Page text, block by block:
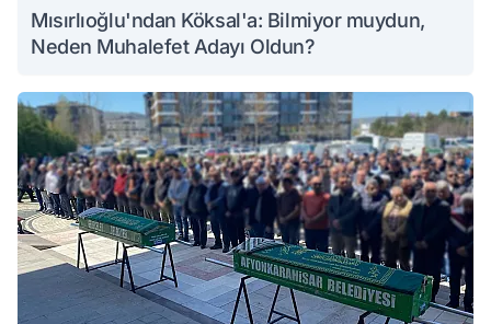
Mısırlıoğlu'ndan Köksal'a: Bilmiyor muydun,
Neden Muhalefet Adayı Oldun?